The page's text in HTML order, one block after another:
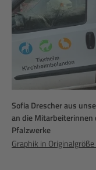
Sofia Drescher aus
an die Mitarbeiterinnen
Pfalzwerke
Graphik in